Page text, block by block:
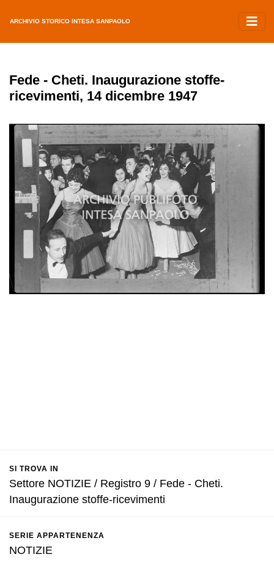
ARCHIVIO STORICO INTESA SANPAOLO
Fede - Cheti. Inaugurazione stoffe-
ricevimenti, 14 dicembre 1947
SI TROVA IN
Settore NOTIZIE / Registro 9 / Fede - Cheti.
Inaugurazione stoffe-ricevimenti
SERIE APPARTENENZA
NOTIZIE